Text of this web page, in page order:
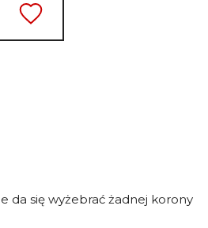
da się wyżebrać żadnej korony